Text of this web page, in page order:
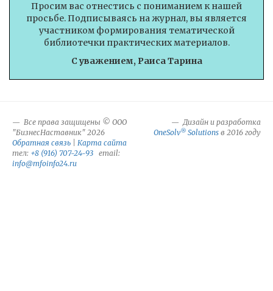
Просим вас отнестись с пониманием к нашей
просьбе. Подписываясь на журнал, вы является
участником формирования тематической
библиотечки практических материалов.
С уважением, Раиса Тарина
Все права защищены © ООО
"БизнесНаставник" 2026
Обратная связь
Карта сайта
тел: +8 (916) 707-24-93 email:
info@mfoinfo24.ru
Дизайн и разработка
OneSolv® Solutions в 2016 году